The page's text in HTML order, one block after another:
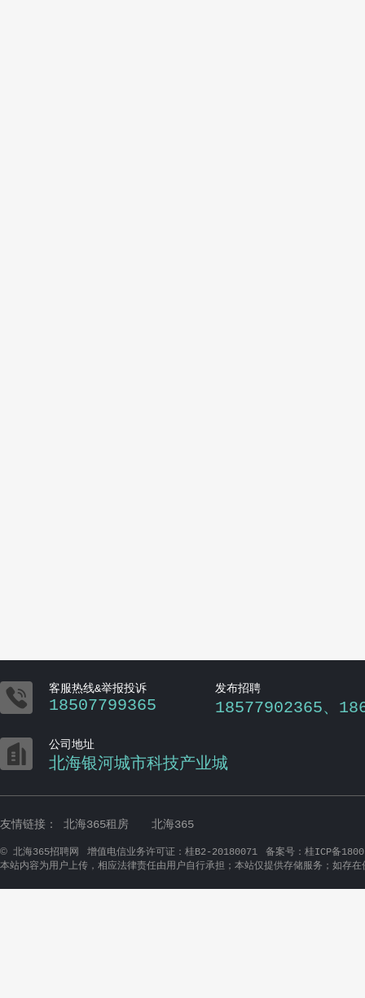
 客服热线&举报投诉
18507799365
发布招聘
18577902365、
 公司地址
北海银河城市科技产业城
友情链接： 北海365租房 北海365
© 北海365招聘网 增值电信业务许可证：桂B2-20180071
备案号：桂ICP备
本站内容为用户上传，相应法律责任由用户自行承担；本站仅提供存储服务；如存